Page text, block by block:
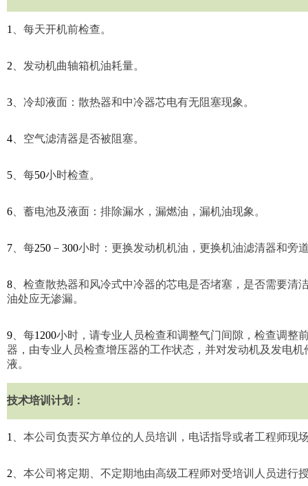
1 、每天开机前检查。
2 、发动机曲轴箱机油耗量。
3 、冷却液面：散热器和中冷器芯电有无阻塞现象。
4 、空气滤清器是否被阻塞。
5 、每50小时检查。
6 、蓄电池及液面：排除漏水，漏燃油，漏机油现象。
7 、每250 － 300小时：更换发动机机油，更换机油滤清器和旁
8 、检查散热器和风冷式中冷器的芯电是否堵塞，是否需要
油处应无渗漏。
9 、每1200小时，请专业人员检查和调整气门间隙，检查调整
器，由专业人员检查增压器的工作状态，并对发动机及发电机
液。
技术培训计划：
1 、本公司负责买方单位的人员培训，电话指导或者工程师现
2 、本公司将定期、不定期地由高级工程师对受培训人员进